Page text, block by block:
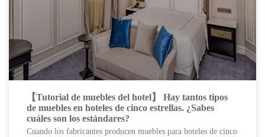
【Tutorial de muebles del hotel】 Hay tantos tipos
de muebles en hoteles de cinco estrellas. ¿Sabes
cuáles son los estándares?
Cuando los fabricantes producen muebles para hoteles de cinco